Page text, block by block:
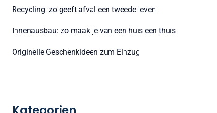
:Recycling: zo geeft afval een tweede leven
Innenausbau: zo maak je van een huis een thuis
Originelle Geschenkideen zum Einzug